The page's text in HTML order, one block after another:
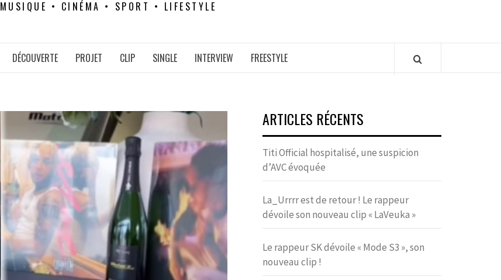
MUSIQUE • CINÉMA • SPORT • LIFESTYLE
DÉCOUVERTE PROJET CLIP SINGLE INTERVIEW FREESTYLE
ARTICLES RÉCENTS
Titi Official hospitalisé, une suspicion
d’AVC évoquée
La_Urrrr est de retour ! Le rappeur
dévoile son nouveau clip « LaVeuka »
Le rappeur SK dévoile « Mode S3 », son
nouveau clip !